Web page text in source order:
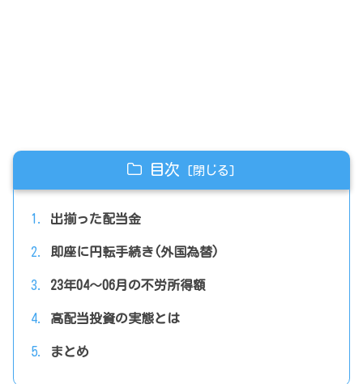
目次
出揃った配当金
即座に円転手続き(外国為替)
23年04～06月の不労所得額
高配当投資の実態とは
まとめ